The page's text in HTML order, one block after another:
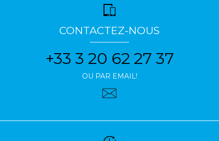
CONTACTEZ-NOUS
+33 3 20 62 27 37
OU PAR EMAIL!